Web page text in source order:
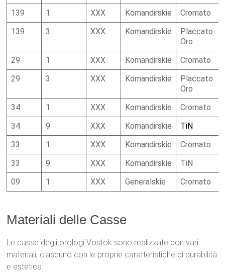
139
1 XXX Komandirskie
Cromato
139
3 XXX Komandirskie
Placcato
Oro
29
1 XXX Komandirskie
Cromato
29
3 XXX Komandirskie
Placcato
Oro
34
1 XXX Komandirskie
Cromato
34
9 XXX Komandirskie
TiN
33
1 XXX Komandirskie
Cromato
33
9 XXX Komandirskie
TiN
09
1 XXX Generalskie Cromato
Materiali delle Casse
Le casse degli orologi Vostok sono realizzate con vari
materiali, ciascuno con le proprie caratteristiche di durabilità
e estetica: